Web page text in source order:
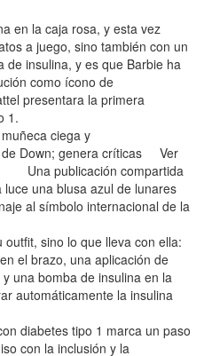
en la caja rosa, y esta vez
a juego, sino también con un
de insulina, y es que Barbie ha
como ícono de
presentara la primera
1.
ciega y
de Down; genera críticas Ver
Una publicación compartida
una blusa azul de lunares
al símbolo internacional de la
sino lo que lleva con ella:
el brazo, una aplicación de
una bomba de insulina en la
automáticamente la insulina
diabetes tipo 1 marca un paso
con la inclusión y la